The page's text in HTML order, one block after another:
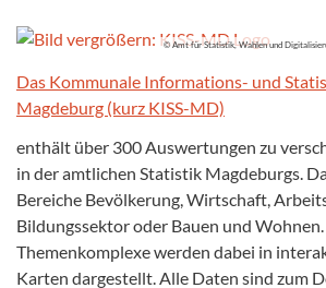
© Amt für Statistik, Wahlen und
Das Kommunale Informations- und
Magdeburg (kurz KISS-MD)
enthält über 300 Auswertungen zu
in der amtlichen Statistik Magdeburgs.
Bereiche Bevölkerung, Wirtschaft,
Bildungssektor oder Bauen und
Themenkomplexe werden dabei in
Karten dargestellt. Alle Daten sind zum